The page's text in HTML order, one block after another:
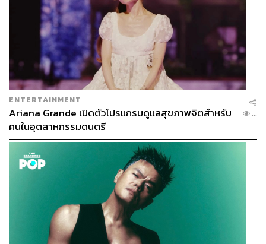
ENTERTAINMENT
Ariana Grande เปิดตัวโปรแกรมดูแลสุขภาพจิตสำหรับ
คนในอุตสาหกรรมดนตรี
...